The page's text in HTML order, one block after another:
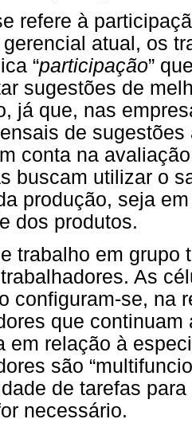
refere à
atual, os
“participação”
sugestões de
já que, nas
de
conta na
buscam utilizar o
produção, seja
dos produtos.
trabalho em grupo
As
configuram-se, na
que
em relação à
são
de tarefas
necessário.